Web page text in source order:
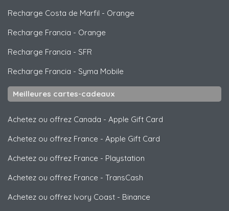
Recharge Costa de Marfil - Orange
Recharge Francia - Orange
Recharge Francia - SFR
Recharge Francia - Syma Mobile
Meilleures cartes-cadeaux
Achetez ou offrez Canada - Apple Gift Card
Achetez ou offrez France - Apple Gift Card
Achetez ou offrez France - Playstation
Achetez ou offrez France - TransCash
Achetez ou offrez Ivory Coast - Binance